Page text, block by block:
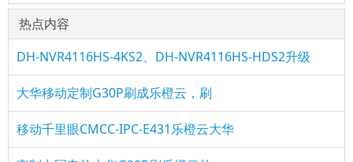
热点内容
DH-NVR4116HS-4KS2、DH-NVR4116HS-HDS2升级
大华移动定制G30P刷成乐橙云，刷
移动千里眼CMCC-IPC-E431乐橙云大华